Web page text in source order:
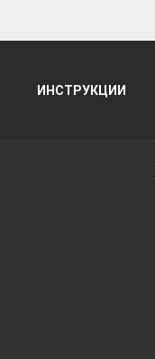
ИНСТРУКЦИИ